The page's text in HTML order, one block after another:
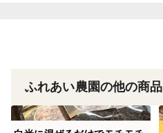
ふれあい農園の他の商品